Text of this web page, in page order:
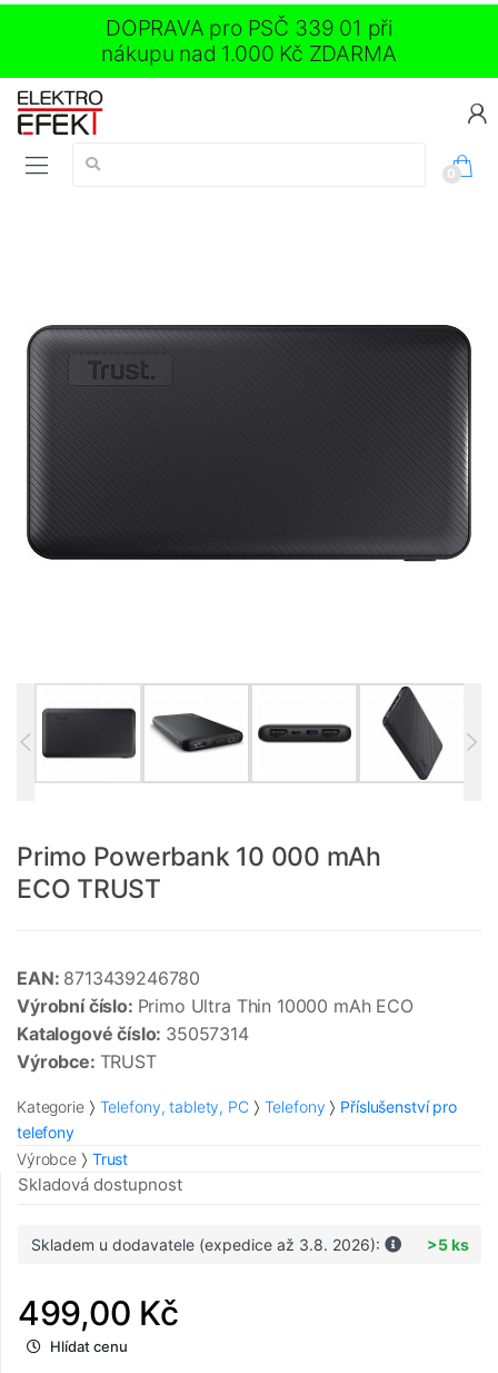
DOPRAVA pro PSČ 339 01 při
nákupu nad 1.000 Kč ZDARMA
Vyhledávání:
0
Primo Powerbank 10 000 mAh
ECO TRUST
EAN: 8713439246780
Výrobní číslo: Primo Ultra Thin 10000 mAh ECO
Katalogové číslo: 35057314
Výrobce: TRUST
Kategorie Telefony, tablety, PC Telefony
Příslušenství pro
telefony
Výrobce
Trust
Skladová dostupnost
Skladem u dodavatele (expedice až 3.8. 2026): >5 ks
499,00 Kč
Hlídat cenu